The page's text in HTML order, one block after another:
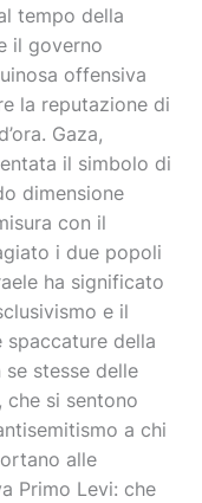
tempo della
il governo
offensiva
la reputazione di
Gaza,
il simbolo di
dimensione
con il
i due popoli
ha significato
e il
spaccature della
stesse delle
che si sentono
a chi
alle
Primo Levi: che